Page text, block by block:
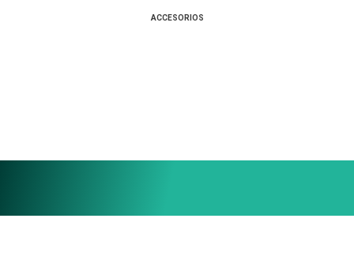
ACCESORIOS